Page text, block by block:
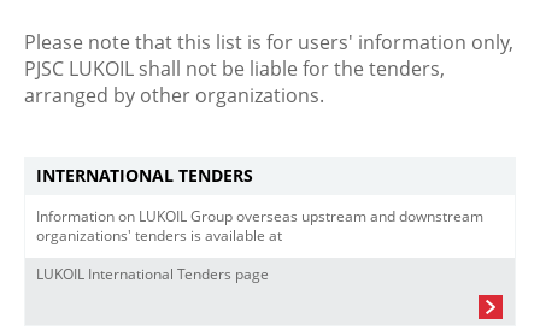
Please note that this list is for users' information only,
PJSC LUKOIL shall not be liable for the tenders,
arranged by other organizations.
INTERNATIONAL TENDERS
Information on LUKOIL Group overseas upstream and downstream
organizations' tenders is available at
LUKOIL International Tenders page